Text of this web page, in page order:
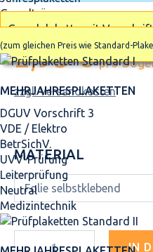
Grundträger
Grundplakette mit
(zum gleichen Preis wie Standard-
MEHRJAHRES­PLAKETTEN
DGUV Vorschrift 3
VDE / Elektro
BetrSichV.
UVV-Prüfung
Leiterprüfung
Neutral
Medizintechnik
2,93 € pro
zzgl. Versandkosten
MATERIAL
IN